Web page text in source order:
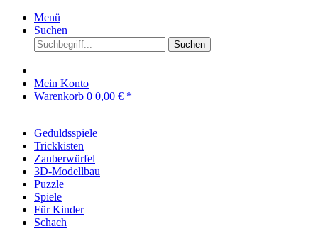
Menü
Suchen
Suchen
Mein Konto
Warenkorb 0 0,00 € *
Geduldsspiele
Trickkisten
Zauberwürfel
3D-Modellbau
Puzzle
Spiele
Für Kinder
Schach